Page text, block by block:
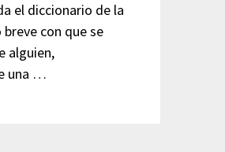
el diccionario de la
breve con que se
alguien,
una …